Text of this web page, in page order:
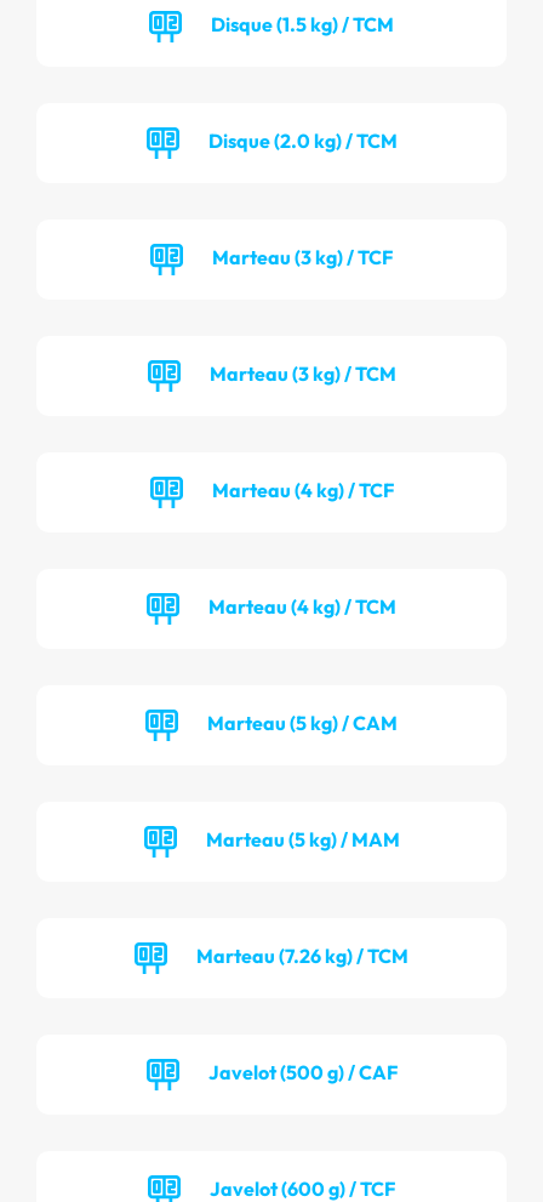
Disque (1.5 kg) / TCM
Disque (2.0 kg) / TCM
Marteau (3 kg) / TCF
Marteau (3 kg) / TCM
Marteau (4 kg) / TCF
Marteau (4 kg) / TCM
Marteau (5 kg) / CAM
Marteau (5 kg) / MAM
Marteau (7.26 kg) / TCM
Javelot (500 g) / CAF
Javelot (600 g) / TCF